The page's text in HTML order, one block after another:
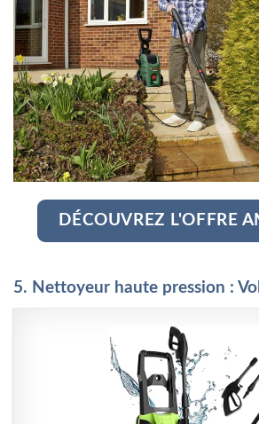
DÉCOUVREZ L'OFFRE
5. Nettoyeur haute pression :